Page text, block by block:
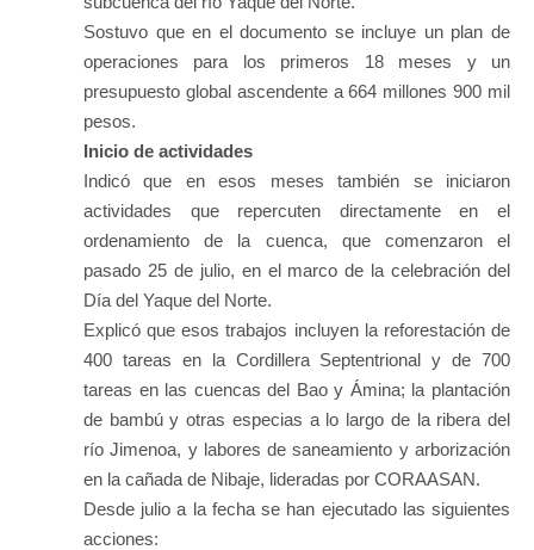
Sostuvo que en el documento se incluye un plan de
operaciones para los primeros 18 meses y un
presupuesto global ascendente a 664 millones 900 mil
pesos.
Inicio de actividades
Indicó que en esos meses también se iniciaron
actividades que repercuten directamente en el
ordenamiento de la cuenca, que comenzaron el
pasado 25 de julio, en el marco de la celebración del
Día del Yaque del Norte.
Explicó que esos trabajos incluyen la reforestación de
400 tareas en la Cordillera Septentrional y de 700
tareas en las cuencas del Bao y Ámina; la plantación
de bambú y otras especias a lo largo de la ribera del
río Jimenoa, y labores de saneamiento y arborización
en la cañada de Nibaje, lideradas por CORAASAN.
Desde julio a la fecha se han ejecutado las siguientes
acciones: